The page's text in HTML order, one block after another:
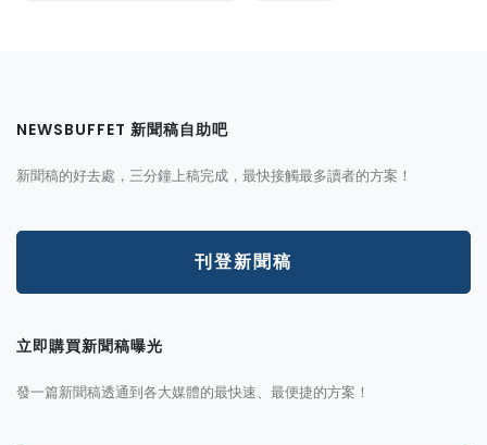
NEWSBUFFET 新聞稿自助吧
新聞稿的好去處，三分鐘上稿完成，最快接觸最多讀者的方案！
刊登新聞稿
立即購買新聞稿曝光
發一篇新聞稿透通到各大媒體的最快速、最便捷的方案！